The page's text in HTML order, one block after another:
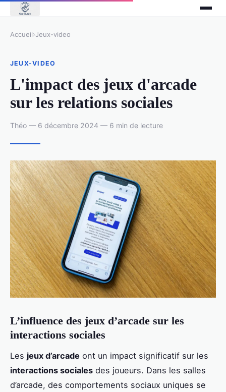
Accueil›Jeux-video
JEUX-VIDEO
L'impact des jeux d'arcade
sur les relations sociales
Théo — 6 décembre 2024 — 6 min de lecture
L’influence des jeux d’arcade sur les
interactions sociales
Les jeux d’arcade ont un impact significatif sur les
interactions sociales des joueurs. Dans les salles
d’arcade, des comportements sociaux uniques se